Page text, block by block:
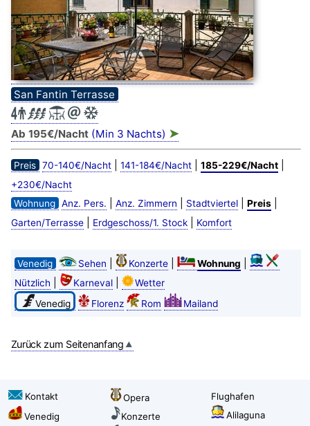
San Fantin Terrasse
Ab 195€/Nacht(Min 3 Nachts) ➤
Preis 70-140€/Nacht| 141-184€/Nacht| 185-229€/Nacht|
+230€/Nacht
Wohnung Anz. Pers. Anz. Zimmern Stadtviertel| Preis|
Garten/Terrasse| Erdgeschoss/1. Stock| Komfort
Venedig Sehen Konzerte| Wohnung
Nützlich Karneval|
Wetter
Venedig
Florenz Rom Mailand
Zurück zum Seitenanfang
Kontakt
Venedig
Opera
Konzerte
Flughafen
Alilaguna